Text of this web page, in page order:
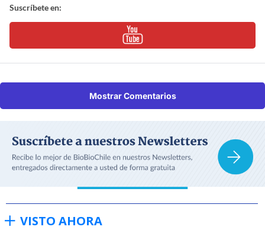
Suscríbete en:
Mostrar Comentarios
VISTO AHORA